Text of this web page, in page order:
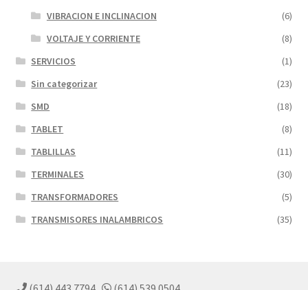
VIBRACION E INCLINACION
(6)
VOLTAJE Y CORRIENTE
(8)
SERVICIOS
(1)
Sin categorizar
(23)
SMD
(18)
TABLET
(8)
TABLILLAS
(11)
TERMINALES
(30)
TRANSFORMADORES
(5)
TRANSMISORES INALAMBRICOS
(35)